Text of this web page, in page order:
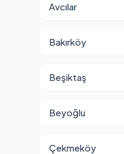
Avcılar
Bakırköy
Beşiktaş
Beyoğlu
Çekmeköy